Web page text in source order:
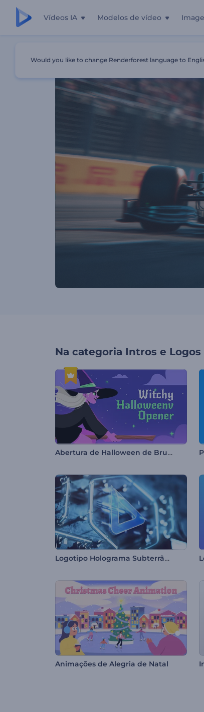
Vídeos IA Modelos de vídeo
Na categoria Intros e Logos
Abertura de Halloween de Bruxa
Logotipo Holograma Subterrâneo
Animações de Alegria de Natal
Would you like to change Renderforest language to